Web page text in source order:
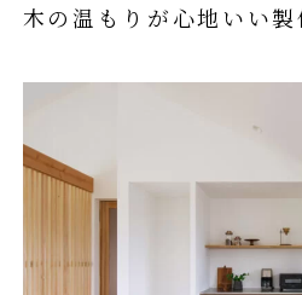
木の温もりが心地いい